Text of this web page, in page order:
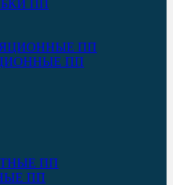
ПП
ПП
ПП